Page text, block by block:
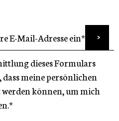
dieses Formulars
meine persönlichen
können, um mich